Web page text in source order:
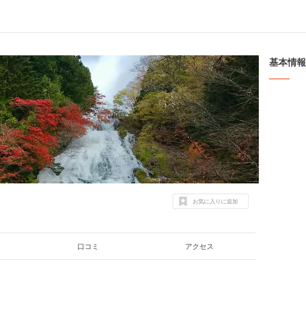
お気に入りに追加
口コミ アクセス
基本情報